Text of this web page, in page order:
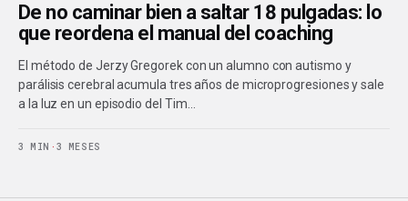
De no caminar bien a saltar 18 pulgadas: lo
que reordena el manual del coaching
El método de Jerzy Gregorek con un alumno con autismo y
parálisis cerebral acumula tres años de microprogresiones y sale
a la luz en un episodio del Tim…
3 MIN · 3 MESES